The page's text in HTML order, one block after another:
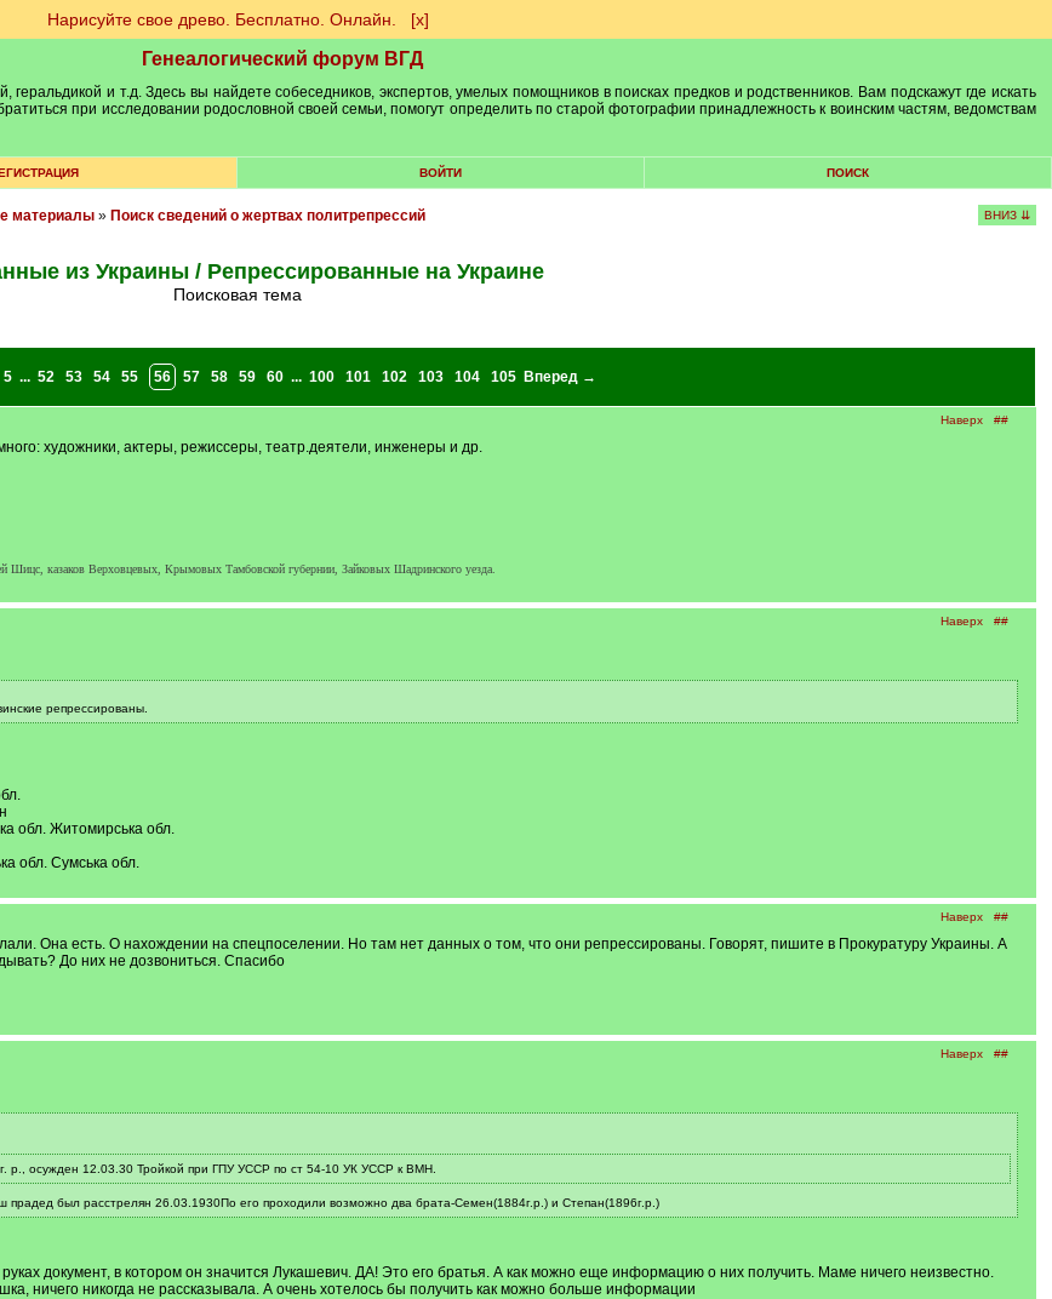
Нарисуйте свое древо. Бесплатно. Онлайн. [х]
Генеалогический форум ВГД
и т.д. Здесь вы найдете собеседников, экспертов, умелых помощников в поисках предков и родственников. Вам подскажут где искать
при исследовании родословной своей семьи, помогут определить по старой фотографии принадлежность к воинским частям, ведомствам
ВОЙТИ ПОИСК
материалы » Поиск сведений о жертвах политрепрессий ВНИЗ ⇊
из Украины / Репрессированные на Украине
Поисковая тема
5 ... 52 53 54 55 56 57 58 59 60 ... 100 101 102 103 104 105 Вперед →
Наверх ##
художники, актеры, режиссеры, театр.деятели, инженеры и др.
казаков Верховцевых, Крымовых Тамбовской губернии, Зайковых Шадринского уезда.
Наверх ##
репрессированы.
обл. Житомирська обл.
обл. Сумська обл.
Наверх ##
Она есть. О нахождении на спецпоселении. Но там нет данных о том, что они репрессированы. Говорят, пишите в Прокуратуру Украины. А
До них не дозвониться. Спасибо
Наверх ##
р., осужден 12.03.30 Тройкой при ГПУ УССР по ст 54-10 УК УССР к ВМН.
был расстрелян 26.03.1930По его проходили возможно два брата-Семен(1884г.р.) и Степан(1896г.р.)
документ, в котором он значится Лукашевич. ДА! Это его братья. А как можно еще информацию о них получить. Маме ничего неизвестно.
ничего никогда не рассказывала. А очень хотелось бы получить как можно больше информации